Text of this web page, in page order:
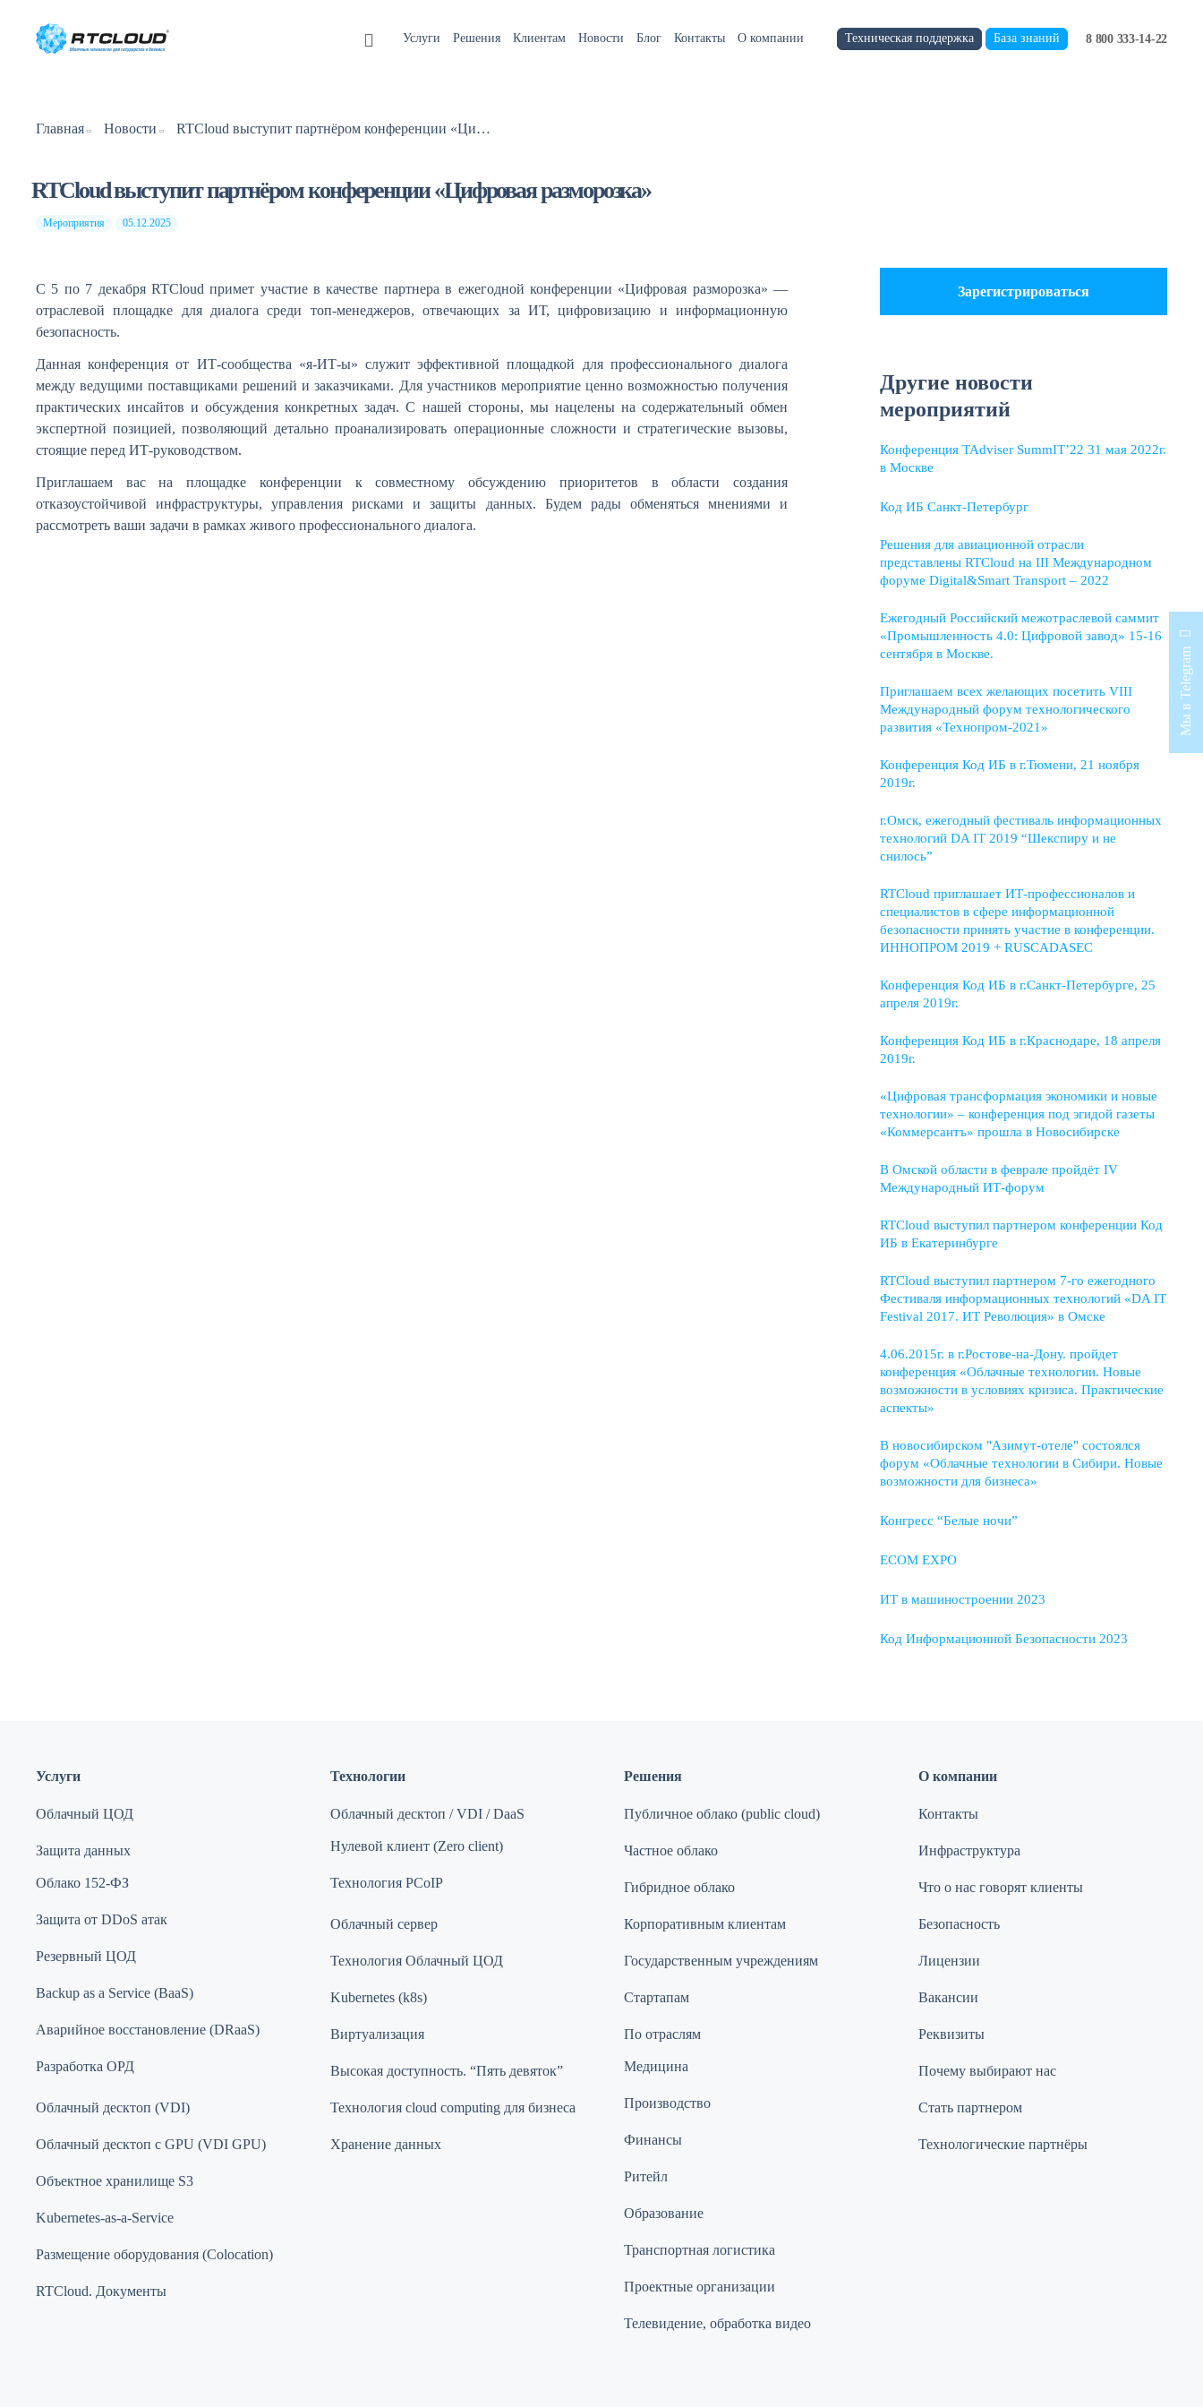
Мы в Telegram
Услуги Решения Клиентам Новости Блог Контакты О компании Техническая поддержка База знаний 8 800 333-14-22
Главная Новости RTCloud выступит партнёром конференции «Цифровая разморозка»
RTCloud выступит партнёром конференции «Цифровая разморозка»
Мероприятия 05.12.2025
С 5 по 7 декабря RTCloud примет участие в качестве партнера в ежегодной конференции «Цифровая разморозка» —
отраслевой площадке для диалога среди топ-менеджеров, отвечающих за ИТ, цифровизацию и информационную
безопасность.
Данная конференция от ИТ-сообщества «я-ИТ-ы» служит эффективной площадкой для профессионального диалога
между ведущими поставщиками решений и заказчиками. Для участников мероприятие ценно возможностью получения
практических инсайтов и обсуждения конкретных задач. С нашей стороны, мы нацелены на содержательный обмен
экспертной позицией, позволяющий детально проанализировать операционные сложности и стратегические вызовы,
стоящие перед ИТ-руководством.
Приглашаем вас на площадке конференции к совместному обсуждению приоритетов в области создания
отказоустойчивой инфраструктуры, управления рисками и защиты данных. Будем рады обменяться мнениями и
рассмотреть ваши задачи в рамках живого профессионального диалога.
Зарегистрироваться
Другие новости
мероприятий
Конференция TAdviser SummIT’22 31 мая 2022г.
в Москве
Код ИБ Санкт-Петербург
Решения для авиационной отрасли
представлены RTCloud на III Международном
форуме Digital&Smart Transport – 2022
Ежегодный Российский межотраслевой саммит
«Промышленность 4.0: Цифровой завод» 15-16
сентября в Москве.
Приглашаем всех желающих посетить VIII
Международный форум технологического
развития «Технопром-2021»
Конференция Код ИБ в г.Тюмени, 21 ноября
2019г.
г.Омск, ежегодный фестиваль информационных
технологий DA IT 2019 “Шекспиру и не
снилось”
RTCloud приглашает ИТ-профессионалов и
специалистов в сфере информационной
безопасности принять участие в конференции.
ИННОПРОМ 2019 + RUSCADASEC
Конференция Код ИБ в г.Санкт-Петербурге, 25
апреля 2019г.
Конференция Код ИБ в г.Краснодаре, 18 апреля
2019г.
«Цифровая трансформация экономики и новые
технологии» – конференция под эгидой газеты
«Коммерсантъ» прошла в Новосибирске
В Омской области в феврале пройдёт IV
Международный ИТ-форум
RTCloud выступил партнером конференции Код
ИБ в Екатеринбурге
RTCloud выступил партнером 7-го ежегодного
Фестиваля информационных технологий «DA IT
Festival 2017. ИТ Революция» в Омске
4.06.2015г. в г.Ростове-на-Дону. пройдет
конференция «Облачные технологии. Новые
возможности в условиях кризиса. Практические
аспекты»
В новосибирском "Азимут-отеле" состоялся
форум «Облачные технологии в Сибири. Новые
возможности для бизнеса»
Конгресс “Белые ночи”
ECOM EXPO
ИТ в машиностроении 2023
Код Информационной Безопасности 2023
Услуги
Облачный ЦОД
Защита данных
Облако 152-ФЗ
Защита от DDoS атак
Резервный ЦОД
Backup as a Service (BaaS)
Аварийное восстановление (DRaaS)
Разработка ОРД
Облачный десктоп (VDI)
Облачный десктоп с GPU (VDI GPU)
Объектное хранилище S3
Kubernetes-as-a-Service
Размещение оборудования (Colocation)
RTCloud. Документы
Технологии
Облачный десктоп / VDI / DaaS
Нулевой клиент (Zero client)
Технология PCoIP
Облачный сервер
Технология Облачный ЦОД
Kubernetes (k8s)
Виртуализация
Высокая доступность. “Пять девяток”
Технология cloud computing для бизнеса
Хранение данных
Решения
Публичное облако (public cloud)
Частное облако
Гибридное облако
Корпоративным клиентам
Государственным учреждениям
Стартапам
По отраслям
Медицина
Производство
Финансы
Ритейл
Образование
Транспортная логистика
Проектные организации
Телевидение, обработка видео
О компании
Контакты
Инфраструктура
Что о нас говорят клиенты
Безопасность
Лицензии
Вакансии
Реквизиты
Почему выбирают нас
Стать партнером
Технологические партнёры